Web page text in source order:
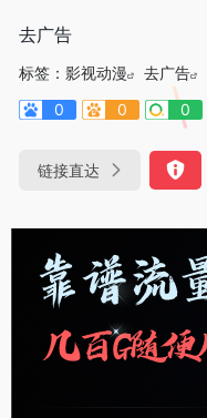
去广告
标签： 影视动漫
去广告
0
0 0
链接直达